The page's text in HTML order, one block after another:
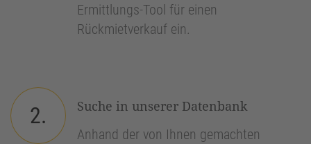
Ermittlungs-Tool für einen
Rückmietverkauf ein.
2.
Suche in unserer Datenbank
Anhand der von Ihnen gemachten